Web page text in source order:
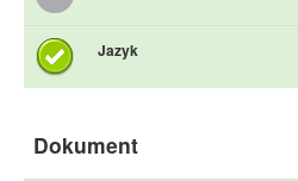
Jazyk
Dokument